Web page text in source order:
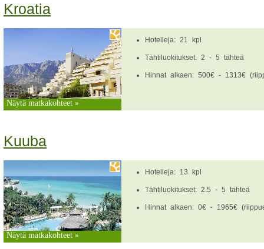
Kroatia
Hotelleja: 21 kpl
Tähtiluokitukset: 2 - 5 tähteä
Hinnat alkaen: 500€ - 1313€
Näytä matkakohteet »
Kuuba
Hotelleja: 13 kpl
Tähtiluokitukset: 2.5 - 5 tähteä
Hinnat alkaen: 0€ - 1965€
Näytä matkakohteet »